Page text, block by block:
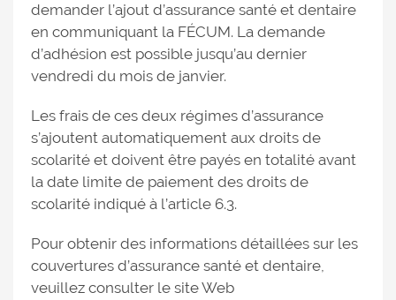
demander l’ajout d’assurance santé et dentaire
en communiquant la FÉCUM. La demande
d’adhésion est possible jusqu’au dernier
vendredi du mois de janvier.
Les frais de ces deux régimes d’assurance
s’ajoutent automatiquement aux droits de
scolarité et doivent être payés en totalité avant
la date limite de paiement des droits de
scolarité indiqué à l’article 6.3.
Pour obtenir des informations détaillées sur les
couvertures d’assurance santé et dentaire,
veuillez consulter le site Web